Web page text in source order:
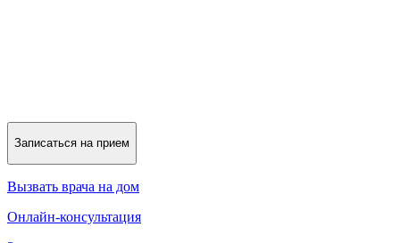
Записаться на прием
Вызвать врача на дом
Онлайн-консультация